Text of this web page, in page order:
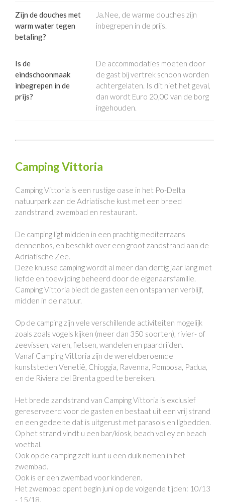
Zijn de douches met
warm water tegen
betaling?
Ja.Nee, de warme douches zijn
inbegrepen in de prijs.
Is de
eindschoonmaak
inbegrepen in de
prijs?
De accommodaties moeten door
de gast bij vertrek schoon worden
achtergelaten. Is dit niet het geval,
dan wordt Euro 20,00 van de borg
ingehouden.
Camping Vittoria
Camping Vittoria is een rustige oase in het Po-Delta
natuurpark aan de Adriatische kust met een breed
zandstrand, zwembad en restaurant.
De camping ligt midden in een prachtig mediterraans
dennenbos, en beschikt over een groot zandstrand aan de
Adriatische Zee.
Deze knusse camping wordt al meer dan dertig jaar lang met
liefde en toewijding beheerd door de eigenaarsfamilie.
Camping Vittoria biedt de gasten een ontspannen verblijf,
midden in de natuur.
Op de camping zijn vele verschillende activiteiten mogelijk
zoals zoals vogels kijken (meer dan 350 soorten), rivier- of
zeevissen, varen, fietsen, wandelen en paardrijden.
Vanaf Camping Vittoria zijn de wereldberoemde
kunststeden Venetië, Chioggia, Ravenna, Pomposa, Padua,
en de Riviera del Brenta goed te bereiken.
Het brede zandstrand van Camping Vittoria is exclusief
gereserveerd voor de gasten en bestaat uit een vrij strand
en een gedeelte dat is uitgerust met parasols en ligbedden.
Op het strand vindt u een bar/kiosk, beach volley en beach
voetbal.
Ook op de camping zelf kunt u een duik nemen in het
zwembad.
Ook is er een zwembad voor kinderen.
Het zwembad opent begin juni op de volgende tijden: 10/13
- 15/18.